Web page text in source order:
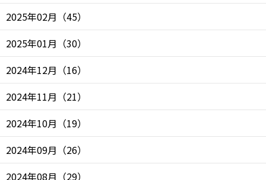
2025年02月 （45）
2025年01月 （30）
2024年12月 （16）
2024年11月 （21）
2024年10月 （19）
2024年09月 （26）
2024年08月 （29）